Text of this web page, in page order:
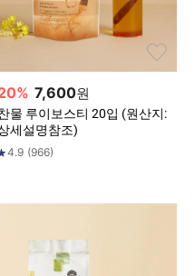
% 7,600원
물 루이보스티 20입 (원산지:
세설명참조)
4.9 (966)